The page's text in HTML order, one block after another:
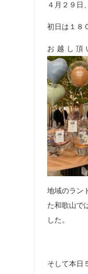
４月２９日
初日は１８
お越し頂
地域のラン
た和歌山で
した。
そして本日